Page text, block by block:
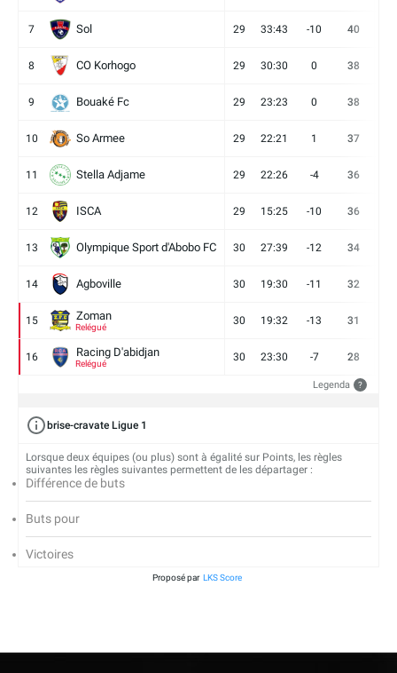
7 Sol 29 33:43 -10 40
8 CO Korhogo 29 30:30 0 38
9 Bouaké Fc 29 23:23 0 38
10 So Armee 29 22:21 1 37
11 Stella Adjame 29 22:26 -4 36
12 ISCA 29 15:25 -10 36
13 Olympique Sport d'Abobo FC 30 27:39 -12 34
14 Agboville 30 19:30 -11 32
15 Zoman
Relégué
30 19:32 -13 31
16 Racing D'abidjan
Relégué
30 23:30 -7 28
Legenda ?
brise-cravate Ligue 1
Lorsque deux équipes (ou plus) sont à égalité sur Points, les règles
suivantes les règles suivantes permettent de les départager :
Différence de buts
Buts pour
Victoires
Proposé par LKS Score